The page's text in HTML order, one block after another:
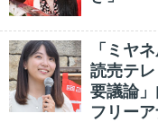
「ミヤ
読売テ
要議論
フリー